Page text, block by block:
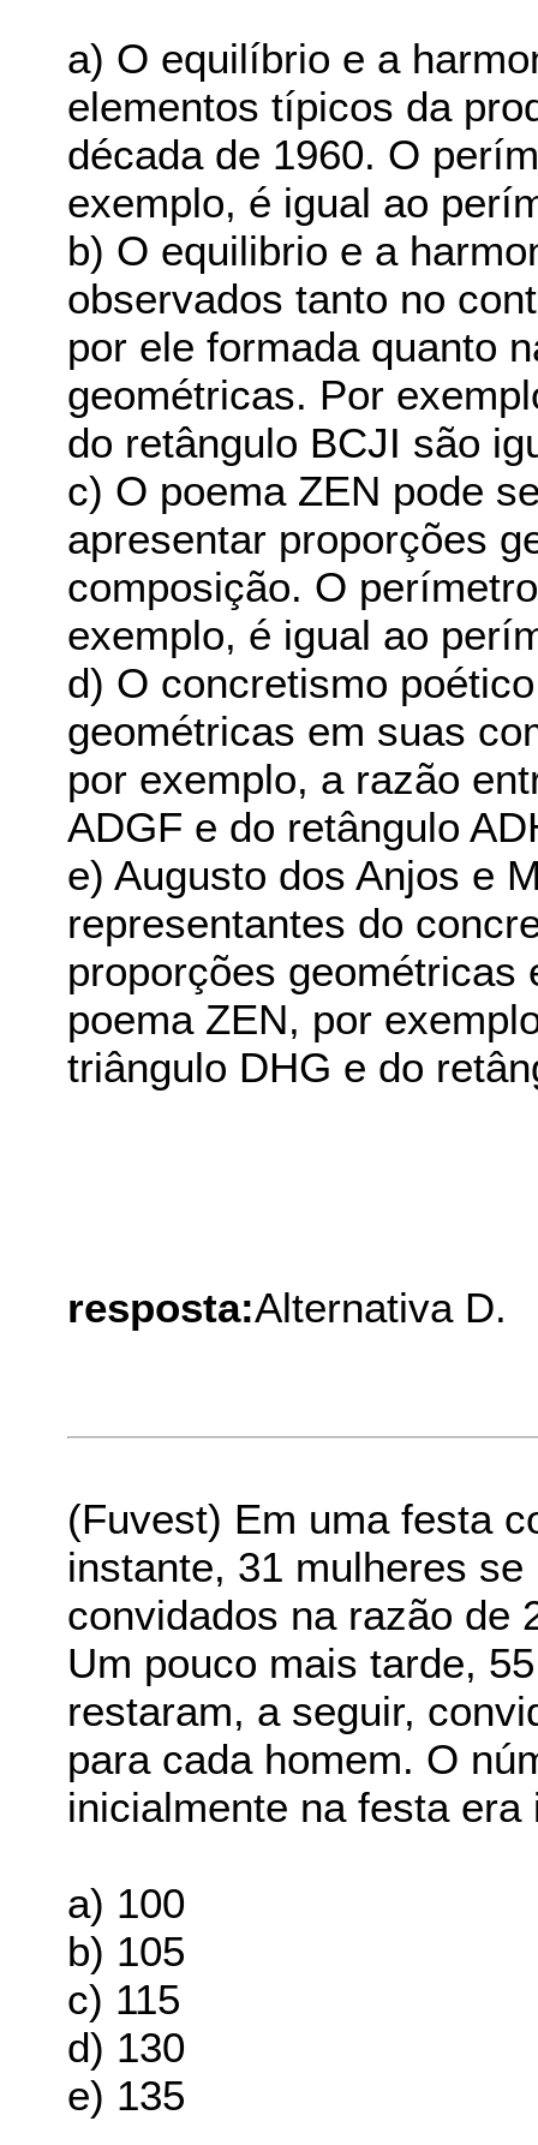
a) O equilíbrio e a
elementos típicos da
década de 1960. O
exemplo, é igual ao
b) O equilibrio e a
observados tanto no
por ele formada quanto
geométricas. Por
do retângulo BCJI são
c) O poema ZEN pode
apresentar proporções
composição. O
exemplo, é igual ao
d) O concretismo
geométricas em suas
por exemplo, a razão
ADGF e do retângulo
e) Augusto dos Anjos e
representantes do
proporções geométricas
poema ZEN, por
triângulo DHG e do
resposta:Alternativa D.
(Fuvest) Em uma festa
instante, 31 mulheres
convidados na razão de
Um pouco mais tarde,
restaram, a seguir,
para cada homem. O
inicialmente na festa era
a) 100
b) 105
c) 115
d) 130
e) 135